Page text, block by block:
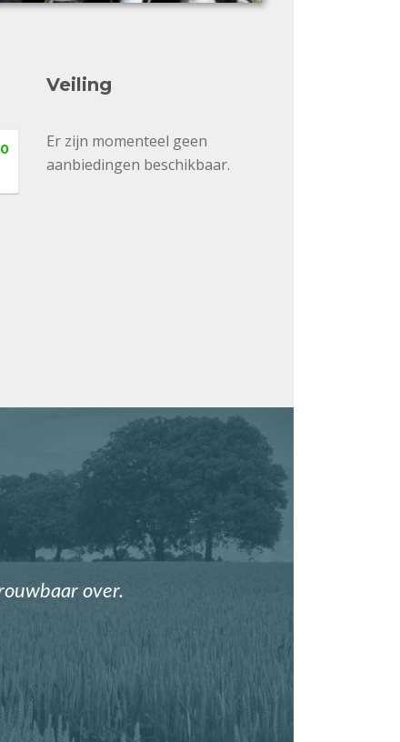
Veiling
Er zijn momenteel geen
aanbiedingen beschikbaar.
over.